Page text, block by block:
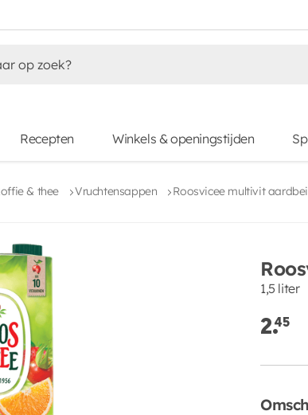
Recepten Winkels & openingstijden
& thee Vruchtensappen Roosvicee multivit
1,5 liter
2.45